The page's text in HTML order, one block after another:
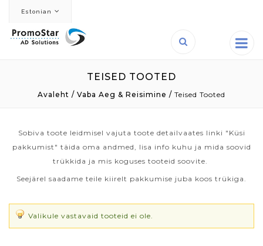
Estonian
TEISED TOOTED
Avaleht / Vaba Aeg & Reisimine / Teised Tooted
Sobiva toote leidmisel vajuta toote detailvaates linki "Küsi
pakkumist" täida oma andmed, lisa info kuhu ja mida soovid
trükkida ja mis koguses tooteid soovite.
Seejärel saadame teile kiirelt pakkumise juba koos trükiga.
Valikule vastavaid tooteid ei ole.